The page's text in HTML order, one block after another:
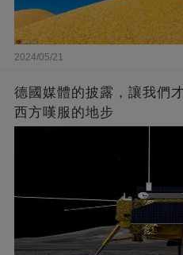
2024/05/21
德國媒體的披露，讓我們
西方嘆服的地步